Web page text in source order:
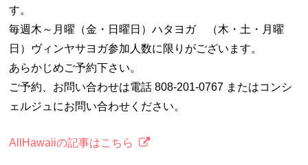
す。
毎週木～月曜（金・日曜日）ハタヨガ （木・土・月曜
日）ヴィンヤサヨガ参加人数に限りがございます。
あらかじめご予約下さい。
ご予約、お問い合わせは電話 808-201-0767 またはコンシ
ェルジュにお問い合わせください。
AllHawaiiの記事はこちら